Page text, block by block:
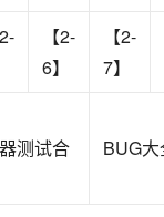
【2-
6】
【2-
7】
测试合
BUG